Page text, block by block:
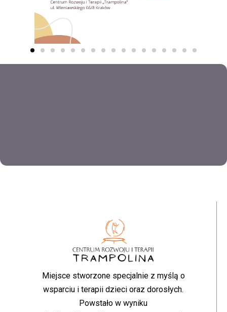
Miejsce stworzone specjalnie z myślą o
wsparciu i terapii dzieci oraz dorosłych.
Powstało w wyniku